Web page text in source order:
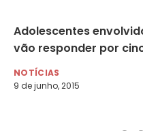
Adolescentes
vão responder por
NOTÍCIAS
9 de junho, 2015